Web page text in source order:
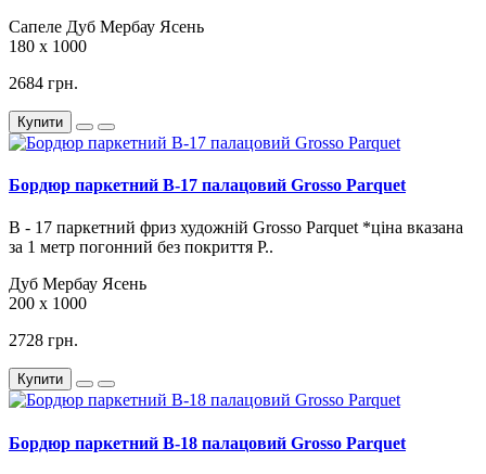
Сапеле Дуб Мербау Ясень
180 х 1000
2684 грн.
Купити
Бордюр паркетний B-17 палацовий Grosso Parquet
В - 17 паркетний фриз художній Grosso Parquet *ціна вказана
за 1 метр погонний без покриття Р..
Дуб Мербау Ясень
200 х 1000
2728 грн.
Купити
Бордюр паркетний B-18 палацовий Grosso Parquet